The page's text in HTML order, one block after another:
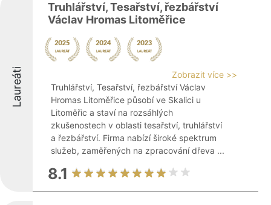
Laureáti
Truhlářství, Tesařství, řezbářství
Václav Hromas Litoměřice
Zobrazit více >>
Truhlářství, Tesařství, řezbářství Václav
Hromas Litoměřice působí ve Skalici u
Litoměřic a staví na rozsáhlých
zkušenostech v oblasti tesařství, truhlářství
a řezbářství. Firma nabízí široké spektrum
služeb, zaměřených na zpracování dřeva ...
8.1